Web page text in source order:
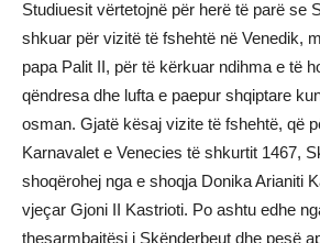
Studiuesit vërtetojnë për herë të parë se
shkuar për vizitë të fshehtë në Venedik,
papa Palit II, për të kërkuar ndihma e të
qëndresa dhe lufta e paepur shqiptare
osman. Gjatë kësaj vizite të fshehtë, që
Karnavalet e Venecies të shkurtit 1467,
shoqërohej nga e shoqja Donika Arianiti
vjeçar Gjoni II Kastrioti. Po ashtu edhe
thesarmbajtësi i Skënderbeut dhe pesë